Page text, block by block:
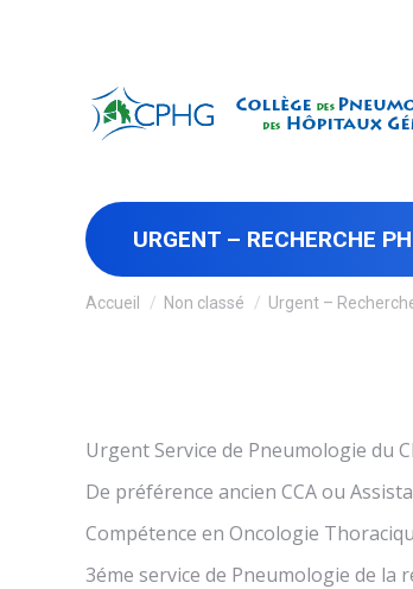
URGENT – RECHERCHE
Vous êtes ici :
Accueil Non classé Urgent –
Urgent Service de Pneumologie du
De préférence ancien CCA ou
Compétence en Oncologie
3éme service de Pneumologie de la